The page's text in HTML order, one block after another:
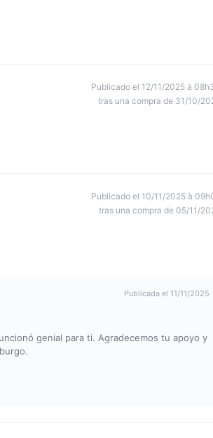
Publicado el 12/11/2025 à
tras una compra de 31/10/
Publicado el 10/11/2025 à
tras una compra de 05/11/
Publicada el 11/11/2025
genial para ti. Agradecemos tu apoyo y